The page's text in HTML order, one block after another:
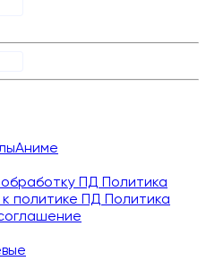
Аниме
ПД Политика
политике ПД Политика